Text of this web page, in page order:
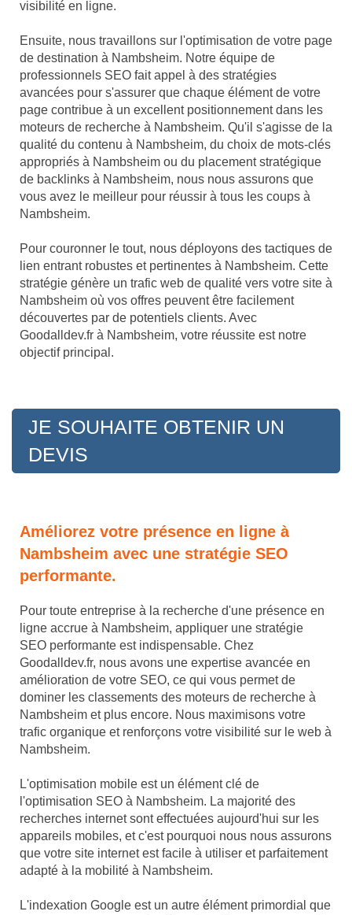
visibilité en ligne.
Ensuite, nous travaillons sur l'optimisation de votre page
de destination à Nambsheim. Notre équipe de
professionnels SEO fait appel à des stratégies
avancées pour s'assurer que chaque élément de votre
page contribue à un excellent positionnement dans les
moteurs de recherche à Nambsheim. Qu'il s'agisse de la
qualité du contenu à Nambsheim, du choix de mots-clés
appropriés à Nambsheim ou du placement stratégique
de backlinks à Nambsheim, nous nous assurons que
vous avez le meilleur pour réussir à tous les coups à
Nambsheim.
Pour couronner le tout, nous déployons des tactiques de
lien entrant robustes et pertinentes à Nambsheim. Cette
stratégie génère un trafic web de qualité vers votre site à
Nambsheim où vos offres peuvent être facilement
découvertes par de potentiels clients. Avec
Goodalldev.fr à Nambsheim, votre réussite est notre
objectif principal.
JE SOUHAITE OBTENIR UN
DEVIS
Améliorez votre présence en ligne à
Nambsheim avec une stratégie SEO
performante.
Pour toute entreprise à la recherche d'une présence en
ligne accrue à Nambsheim, appliquer une stratégie
SEO performante est indispensable. Chez
Goodalldev.fr, nous avons une expertise avancée en
amélioration de votre SEO, ce qui vous permet de
dominer les classements des moteurs de recherche à
Nambsheim et plus encore. Nous maximisons votre
trafic organique et renforçons votre visibilité sur le web à
Nambsheim.
L'optimisation mobile est un élément clé de
l'optimisation SEO à Nambsheim. La majorité des
recherches internet sont effectuées aujourd'hui sur les
appareils mobiles, et c'est pourquoi nous nous assurons
que votre site internet est facile à utiliser et parfaitement
adapté à la mobilité à Nambsheim.
L'indexation Google est un autre élément primordial que